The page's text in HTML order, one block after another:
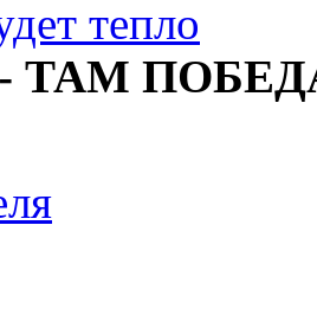
тепло
ТАМ